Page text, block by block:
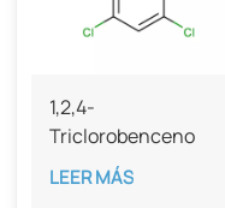
1,2,4-
Triclorobenceno
con una pureza del
99% (CAS 120-82-
LEER MÁS